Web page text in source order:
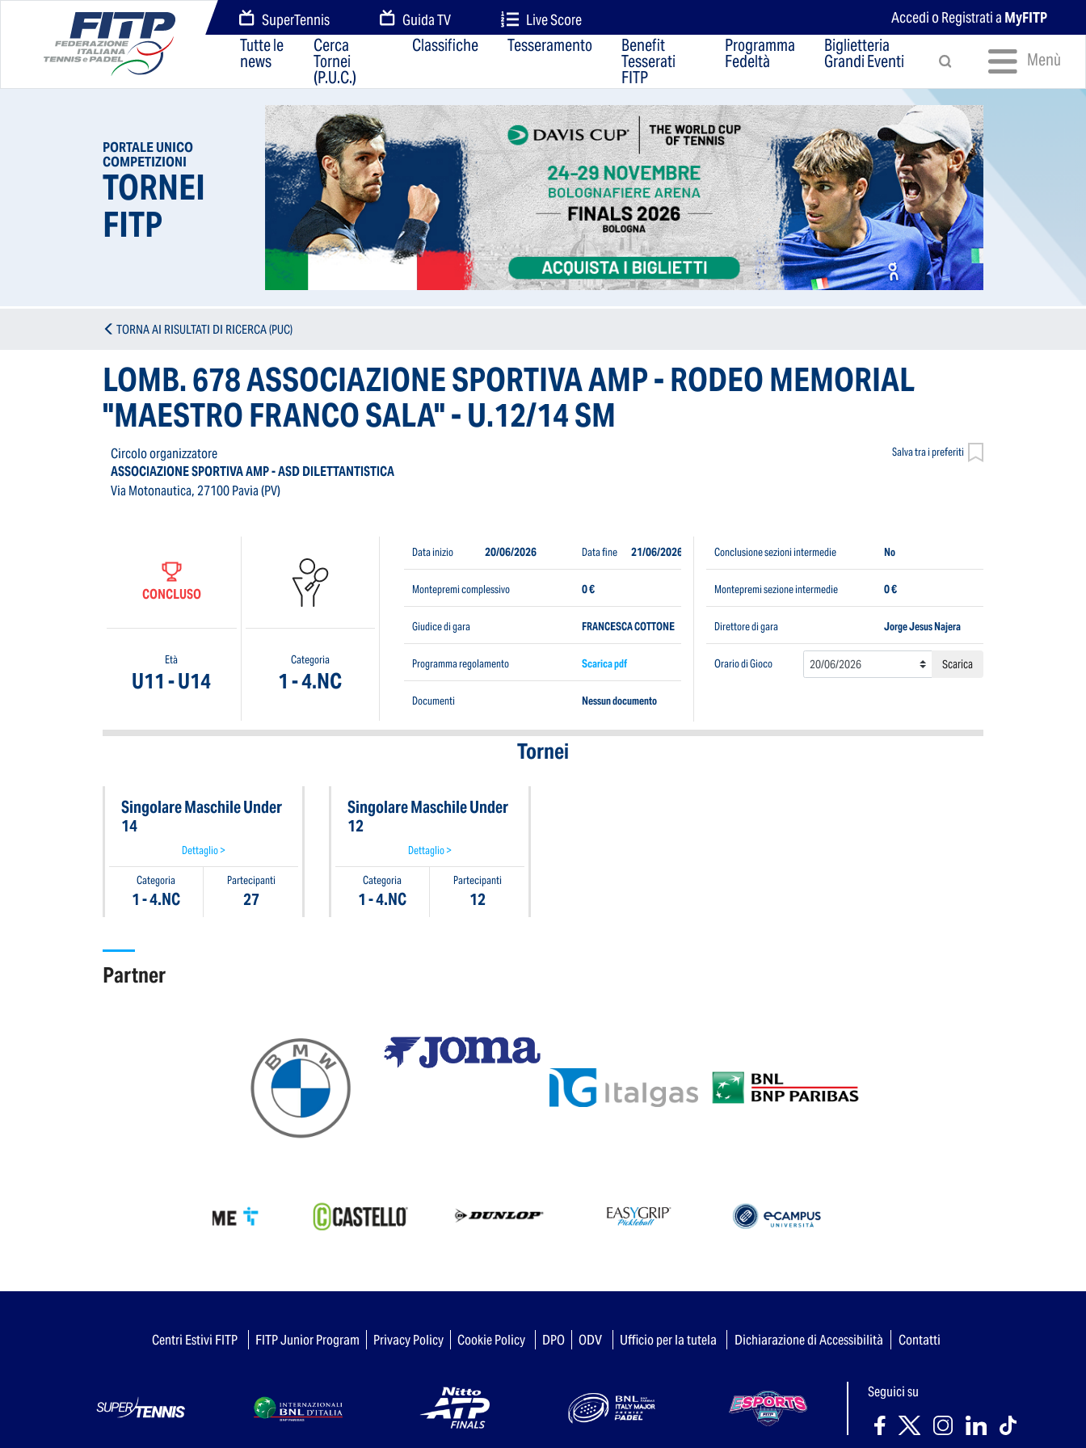
SuperTennis Guida TV Live Score Accedi o Registrati a MyFITP
Tutte le
news
Cerca
Tornei
(P.U.C.)
Classifiche Tesseramento Benefit
Tesserati
FITP
Programma
Fedeltà
Biglietteria
Grandi Eventi Menù
PORTALE UNICO
COMPETIZIONI
TORNEI
FITP
TORNA AI RISULTATI DI RICERCA (PUC)
LOMB. 678 ASSOCIAZIONE SPORTIVA AMP - RODEO MEMORIAL
"MAESTRO FRANCO SALA" - U.12/14 SM
Circolo organizzatore
ASSOCIAZIONE SPORTIVA AMP - ASD DILETTANTISTICA
Via Motonautica, 27100 Pavia (PV)
Salva tra i preferiti
CONCLUSO
Età
U11 - U14
Categoria
1 - 4.NC
Data inizio 20/06/2026 Data fine 21/06/2026
Montepremi complessivo 0 €
Giudice di gara FRANCESCA COTTONE
Programma regolamento Scarica pdf
Documenti Nessun documento
Conclusione sezioni intermedie No
Montepremi sezione intermedie 0 €
Direttore di gara Jorge Jesus Najera
Orario di Gioco Scarica
Tornei
Singolare Maschile Under
14
Dettaglio >
Categoria
1 - 4.NC
Partecipanti
27
Singolare Maschile Under
12
Dettaglio >
Categoria
1 - 4.NC
Partecipanti
12
Partner
Centri Estivi FITP FITP Junior Program Privacy Policy Cookie Policy DPO ODV Ufficio per la tutela Dichiarazione di Accessibilità Contatti
Seguici su